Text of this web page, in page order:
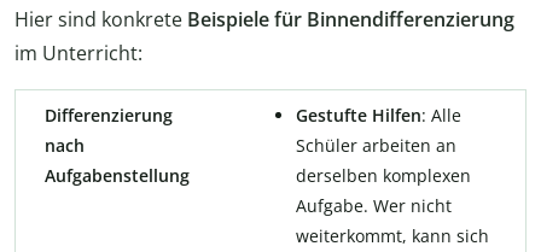
Hier sind konkrete Beispiele für Binnendifferenzierung
im Unterricht:
Differenzierung
nach
Aufgabenstellung
Gestufte Hilfen: Alle
Schüler arbeiten an
derselben komplexen
Aufgabe. Wer nicht
weiterkommt, kann sich